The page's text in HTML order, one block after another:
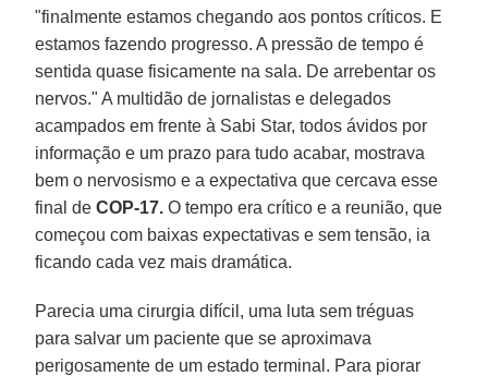
"finalmente estamos chegando aos pontos críticos. E
estamos fazendo progresso. A pressão de tempo é
sentida quase fisicamente na sala. De arrebentar os
nervos." A multidão de jornalistas e delegados
acampados em frente à Sabi Star, todos ávidos por
informação e um prazo para tudo acabar, mostrava
bem o nervosismo e a expectativa que cercava esse
final de COP-17. O tempo era crítico e a reunião, que
começou com baixas expectativas e sem tensão, ia
ficando cada vez mais dramática.
Parecia uma cirurgia difícil, uma luta sem tréguas
para salvar um paciente que se aproximava
perigosamente de um estado terminal. Para piorar